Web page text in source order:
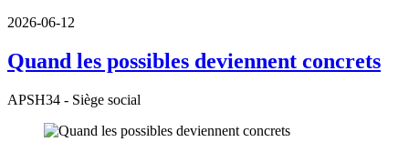
2026-06-12
Quand les possibles deviennent concrets
APSH34 - Siège social